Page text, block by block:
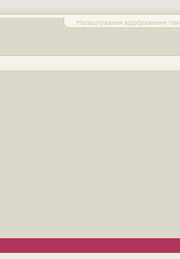
Налаштування відображення тем